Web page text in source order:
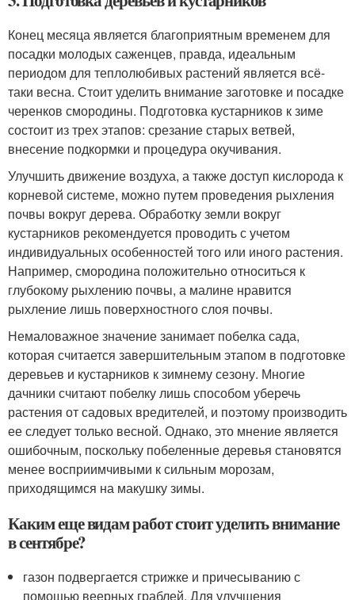
Конец месяца является благоприятным временем для
посадки молодых саженцев, правда, идеальным
периодом для теплолюбивых растений является всё-
таки весна. Стоит уделить внимание заготовке и посадке
черенков смородины. Подготовка кустарников к зиме
состоит из трех этапов: срезание старых ветвей,
внесение подкормки и процедура окучивания.
Улучшить движение воздуха, а также доступ кислорода к
корневой системе, можно путем проведения рыхления
почвы вокруг дерева. Обработку земли вокруг
кустарников рекомендуется проводить с учетом
индивидуальных особенностей того или иного растения.
Например, смородина положительно относиться к
глубокому рыхлению почвы, а малине нравится
рыхление лишь поверхностного слоя почвы.
Немаловажное значение занимает побелка сада,
которая считается завершительным этапом в подготовке
деревьев и кустарников к зимнему сезону. Многие
дачники считают побелку лишь способом уберечь
растения от садовых вредителей, и поэтому производить
ее следует только весной. Однако, это мнение является
ошибочным, поскольку побеленные деревья становятся
менее восприимчивыми к сильным морозам,
приходящимся на макушку зимы.
Каким еще видам работ стоит уделить внимание
в сентябре?
газон подвергается стрижке и причесыванию с
помощью веерных граблей. Для улучшения